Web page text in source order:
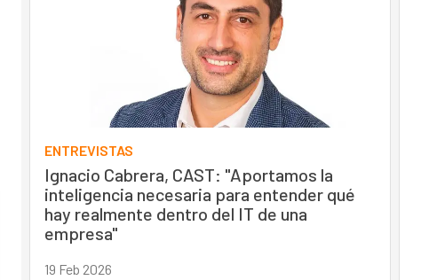
ENTREVISTAS
Ignacio Cabrera, CAST: "Aportamos la
inteligencia necesaria para entender qué
hay realmente dentro del IT de una
empresa"
19 Feb 2026